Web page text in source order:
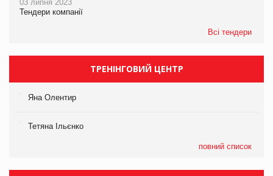
03 липня 2023
Тендери компанії
Всі тендери
ТРЕНІНГОВИЙ ЦЕНТР
Яна Олентир
Тетяна Ільєнко
повний список